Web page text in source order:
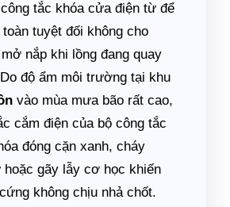
tắc khóa cửa điện từ để
tuyệt đối không cho
nắp khi lồng đang quay
độ ẩm môi trường tại khu
vào mùa mưa bão rất cao,
cắm điện của bộ công tắc
đóng cặn xanh, cháy
hoặc gãy lẫy cơ học khiến
không chịu nhả chốt.